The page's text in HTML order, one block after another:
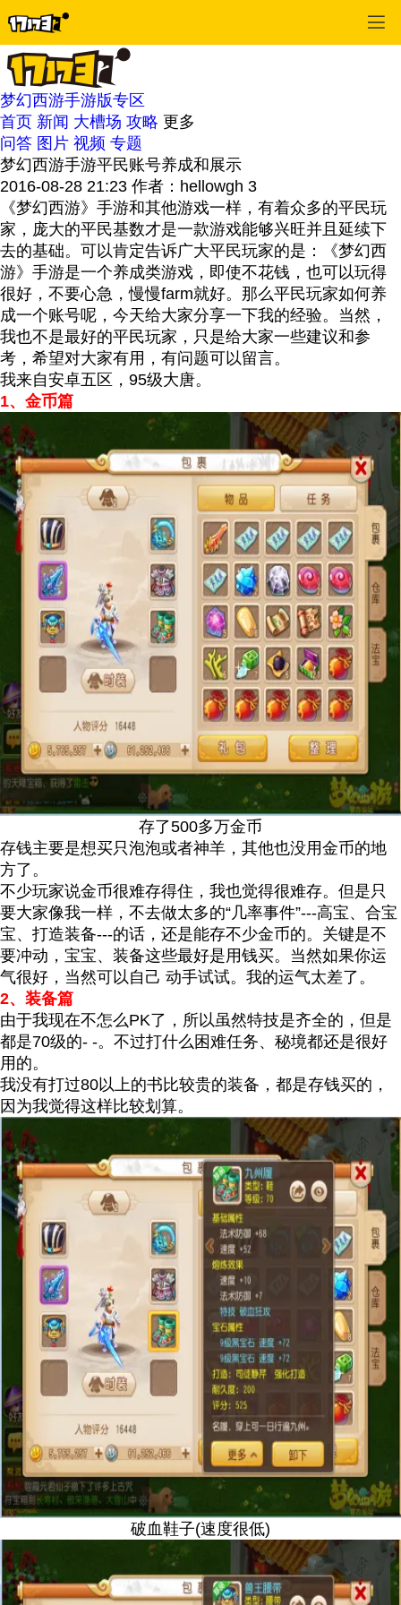
梦幻西游手游版专区
首页 新闻 大槽场 攻略 更多
问答 图片 视频 专题
梦幻西游手游平民账号养成和展示
2016-08-28 21:23 作者：hellowgh 3
《梦幻西游》手游和其他游戏一样，有着众多的平民玩
家，庞大的平民基数才是一款游戏能够兴旺并且延续下
去的基础。可以肯定告诉广大平民玩家的是：《梦幻西
游》手游是一个养成类游戏，即使不花钱，也可以玩得
很好，不要心急，慢慢farm就好。那么平民玩家如何养
成一个账号呢，今天给大家分享一下我的经验。当然，
我也不是最好的平民玩家，只是给大家一些建议和参
考，希望对大家有用，有问题可以留言。
我来自安卓五区，95级大唐。
1、金币篇
存了500多万金币
存钱主要是想买只泡泡或者神羊，其他也没用金币的地
方了。
不少玩家说金币很难存得住，我也觉得很难存。但是只
要大家像我一样，不去做太多的“几率事件”---高宝、合宝
宝、打造装备---的话，还是能存不少金币的。关键是不
要冲动，宝宝、装备这些最好是用钱买。当然如果你运
气很好，当然可以自己 动手试试。我的运气太差了。
2、装备篇
由于我现在不怎么PK了，所以虽然特技是齐全的，但是
都是70级的- -。不过打什么困难任务、秘境都还是很好
用的。
我没有打过80以上的书比较贵的装备，都是存钱买的，
因为我觉得这样比较划算。
破血鞋子(速度很低)